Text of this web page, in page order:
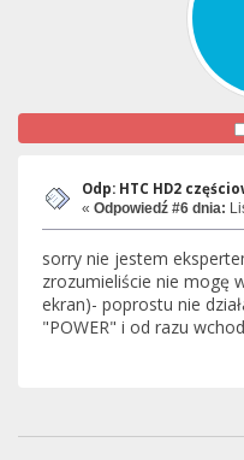
Odp: HTC HD2
« Odpowiedź #6 dnia:
sorry nie jestem
zrozumieliście nie mogę
ekran)- poprostu nie
"POWER" i od razu